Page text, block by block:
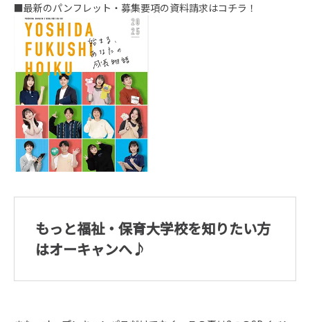
■最新のパンフレット・募集要項の資料請求はコチラ！
もっと福祉・保育大学校を知りたい方
はオーキャンへ♪